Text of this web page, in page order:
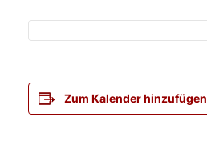
Zum Kalender hinzufügen